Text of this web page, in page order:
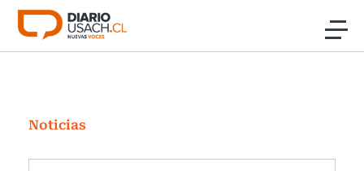
Click acá para ir directamente al contenido
Investigación
Cultura
Noticias